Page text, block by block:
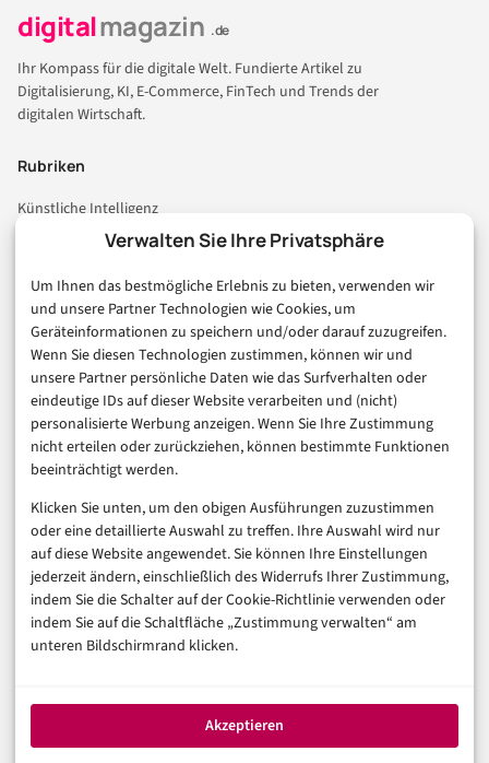
Verwalten Sie Ihre Privatsphäre
Um Ihnen das bestmögliche Erlebnis zu bieten, verwenden wir
und unsere Partner Technologien wie Cookies, um
Geräteinformationen zu speichern und/oder darauf zuzugreifen.
Wenn Sie diesen Technologien zustimmen, können wir und
unsere Partner persönliche Daten wie das Surfverhalten oder
eindeutige IDs auf dieser Website verarbeiten und (nicht)
personalisierte Werbung anzeigen. Wenn Sie Ihre Zustimmung
nicht erteilen oder zurückziehen, können bestimmte Funktionen
beeinträchtigt werden.
Klicken Sie unten, um den obigen Ausführungen zuzustimmen
oder eine detaillierte Auswahl zu treffen. Ihre Auswahl wird nur
auf diese Website angewendet. Sie können Ihre Einstellungen
jederzeit ändern, einschließlich des Widerrufs Ihrer Zustimmung,
indem Sie die Schalter auf der Cookie-Richtlinie verwenden oder
indem Sie auf die Schaltfläche „Zustimmung verwalten“ am
unteren Bildschirmrand klicken.
Akzeptieren
digitalmagazin .de
Ihr Kompass für die digitale Welt. Fundierte Artikel zu
Digitalisierung, KI, E-Commerce, FinTech und Trends der
digitalen Wirtschaft.
Rubriken
Künstliche Intelligenz
Technologie & IT
Consumer & Digital Life
Marketing
Finanzen & FinTech
Business & Karriere
Sicherheit & Recht
Digitalisierung
Marketing
Magazin
Unsere Redaktion
Werbeformate & Media Kit
Rechtliches
Datenschutzerklärung (EU)
Cookie-Richtlinie (EU)